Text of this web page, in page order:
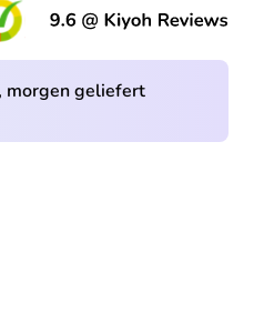
morgen geliefert